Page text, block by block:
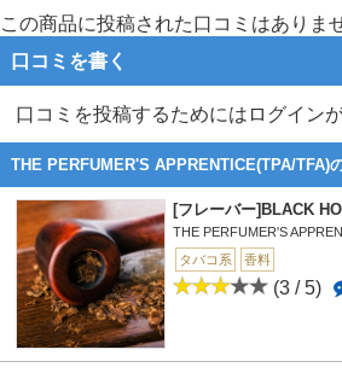
この商品に投稿された口コミはありま
口コミを書く
口コミを投稿するためにはログイン
THE PERFUMER'S APPRENTICE(TPA/TFA)
[フレーバー]BLACK
THE PERFUMER'S
タバコ系
香料
(3 / 5)